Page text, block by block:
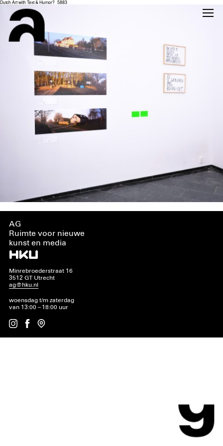
Dutch Art with Text & Humor?_5883
AG
Ruimte voor nieuwe
kunst en media
Minrebroederstraat 16
3512 GT Utrecht
ag@hku.nl
woensdag t/m zaterdag
van 13:00 – 18:00 uur